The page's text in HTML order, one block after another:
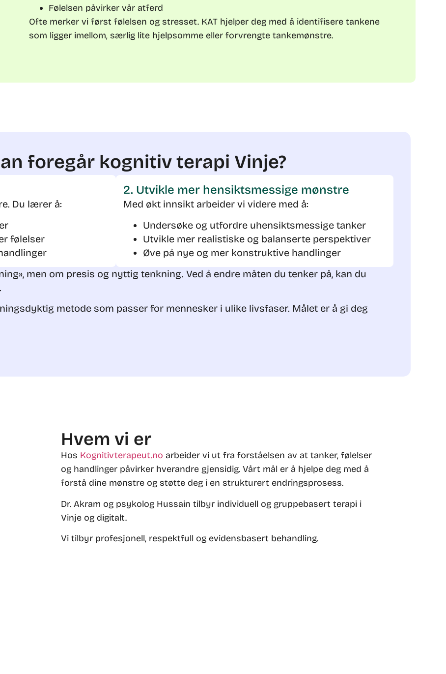
Følelsen påvirker vår atferd
Ofte merker vi først følelsen og stresset. KAT hjelper deg med å identifisere tankene
som ligger imellom, særlig lite hjelpsomme eller forvrengte tankemønstre.
foregår kognitiv terapi Vinje?
Du lærer å:
følelser
2. Utvikle mer hensiktsmessige mønstre
Med økt innsikt arbeider vi videre med å:
Undersøke og utfordre uhensiktsmessige tanker
Utvikle mer realistiske og balanserte perspektiver
Øve på nye og mer konstruktive handlinger
men om presis og nyttig tenkning. Ved å endre måten du tenker på, kan du
metode som passer for mennesker i ulike livsfaser. Målet er å gi deg
Hvem vi er
Hos Kognitivterapeut.no arbeider vi ut fra forståelsen av at tanker, følelser
og handlinger påvirker hverandre gjensidig. Vårt mål er å hjelpe deg med å
forstå dine mønstre og støtte deg i en strukturert endringsprosess.
Dr. Akram og psykolog Hussain tilbyr individuell og gruppebasert terapi i
Vinje og digitalt.
Vi tilbyr profesjonell, respektfull og evidensbasert behandling.